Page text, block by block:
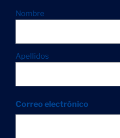
Nombre
Apellidos
Correo electrónico